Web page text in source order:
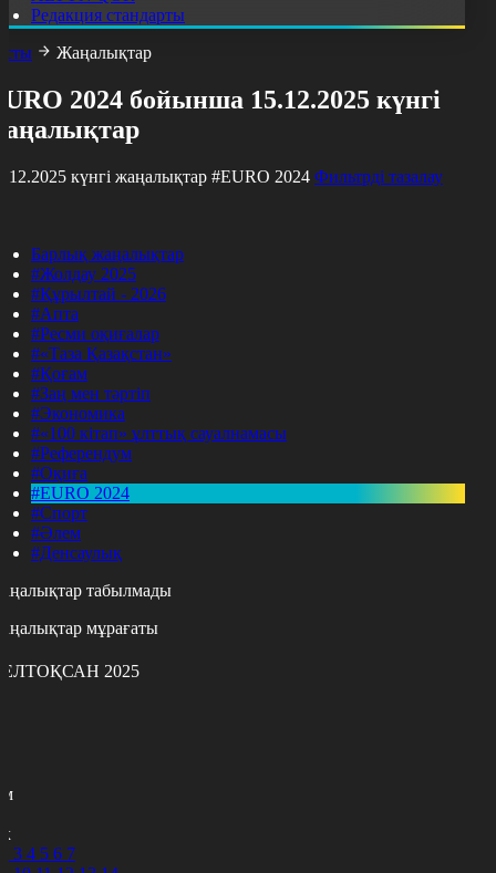
Редакция стандарты
Жаңалықтар
2024 бойынша 15.12.2025 күнгі
күнгі жаңалықтар #EURO 2024 Фильтрді тазалау
Барлық жаңалықтар
#Жолдау 2025
#Құрылтай - 2026
#Апта
#Ресми оқиғалар
#«Таза Қазақстан»
#Қоғам
#Заң мен тәртіп
#Экономика
#«100 кітап» ұлттық сауалнамасы
#Референдум
#Оқиға
#EURO 2024
#Спорт
#Әлем
#Денсаулық
табылмады
мұрағаты
2025
3 4 5 6 7